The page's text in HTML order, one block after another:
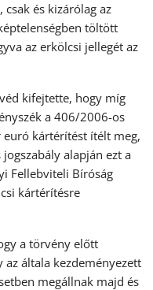
és kizárólag az
töltött
az erkölcsi jellegét az
kifejtette, hogy míg
a 406/2006-os
kártérítést ítélt meg,
alapján ezt a
Fellebviteli Bíróság
kártérítésre
a törvény előtt
általa kezdeményezett
megállnak majd és